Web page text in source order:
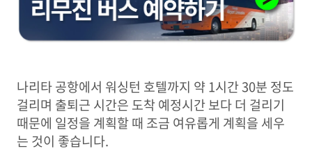
나리타 공항에서 워싱턴 호텔까지 약 1시간 30분 정도
걸리며 출퇴근 시간은 도착 예정시간 보다 더 걸리기
때문에 일정을 계획할 때 조금 여유롭게 계획을 세우
는 것이 좋습니다.